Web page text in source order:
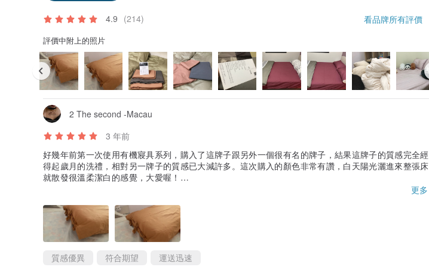
4.9 (214) 看品牌所有評價
評價中附上的照片
2 The second -Macau
3 年前
好幾年前第一次使用有機寢具系列，購入了這牌子跟另外一個很有名的牌子，結果這牌子的質感完全經
得起歲月的洗禮，相對另一牌子的質感已大減許多。這次購入的顏色非常有讚，白天陽光灑進來整張床
就散發很溫柔潔白的感覺，大愛喔！
更多
質感優異 符合期望 運送迅速